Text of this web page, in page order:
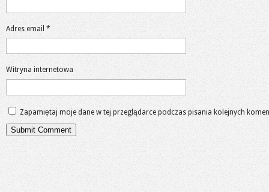
Adres email *
Witryna internetowa
Zapamiętaj moje dane w tej przeglądarce podczas pisania kolejnych